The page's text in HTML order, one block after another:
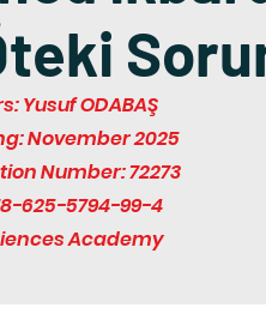
Yusuf ODABAŞ
November 2025
Number: 72273
625-5794-99-4
Academy